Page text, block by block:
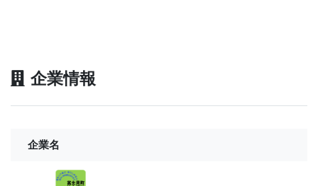
企業情報
企業名